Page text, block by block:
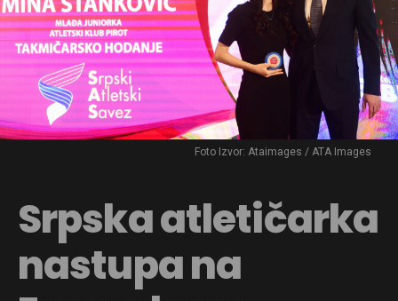
Foto Izvor: Ataimages / ATA Images
Srpska atletičarka
nastupa na